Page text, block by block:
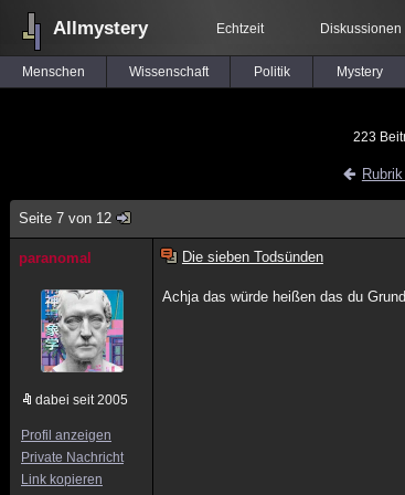
Allmystery Echtzeit Diskussionen
Menschen Wissenschaft Politik Mystery
223
Seite 7 von 12
paranomal
dabei seit 2005
Profil anzeigen
Private Nachricht
Link kopieren
Die sieben Todsünden
Achja das würde heißen das du